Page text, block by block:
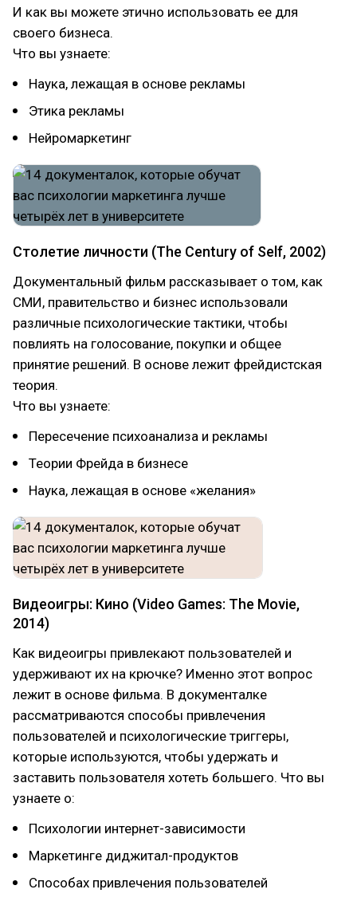
И как вы можете этично использовать ее для
своего бизнеса.
Что вы узнаете:
Наука, лежащая в основе рекламы
Этика рекламы
Нейромаркетинг
Столетие личности (The Century of Self, 2002)
Документальный фильм рассказывает о том, как
СМИ, правительство и бизнес использовали
различные психологические тактики, чтобы
повлиять на голосование, покупки и общее
принятие решений. В основе лежит фрейдистская
теория.
Что вы узнаете:
Пересечение психоанализа и рекламы
Теории Фрейда в бизнесе
Наука, лежащая в основе «желания»
Видеоигры: Кино (Video Games: The Movie,
2014)
Как видеоигры привлекают пользователей и
удерживают их на крючке? Именно этот вопрос
лежит в основе фильма. В документалке
рассматриваются способы привлечения
пользователей и психологические триггеры,
которые используются, чтобы удержать и
заставить пользователя хотеть большего. Что вы
узнаете о:
Психологии интернет-зависимости
Маркетинге диджитал-продуктов
Способах привлечения пользователей